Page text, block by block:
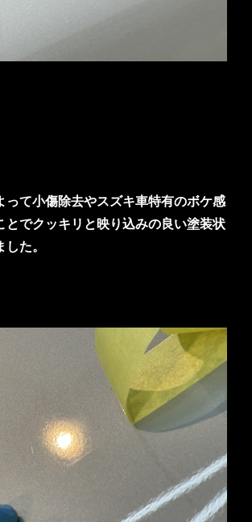
って小傷除去やスズキ車特有のボケ感
とでクッキリと映り込みの良い塗装状
た。